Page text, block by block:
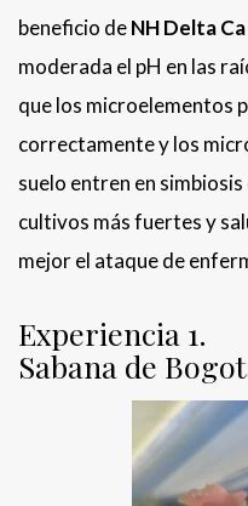
beneficio deNH Delta Ca
moderada el pH en las
que los microelementos
correctamente y los
suelo entren en
cultivos más fuertes y
mejor el ataque de
Experiencia 1.
Sabana de